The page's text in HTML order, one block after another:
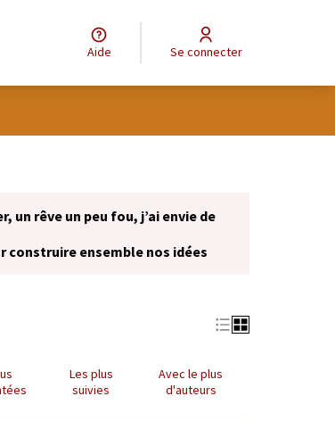
Aide Se connecter
un rêve un peu fou, j’ai envie de
construire ensemble nos idées
Les plus
suivies
Avec le plus
d'auteurs